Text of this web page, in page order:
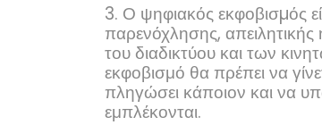
3. Ο ψηφιακός εκφοβισµός
παρενόχλησης,
του διαδικτύου και των
εκφοβισμό θα πρέπει να
πληγώσει κάποιον και να
εμπλέκονται.